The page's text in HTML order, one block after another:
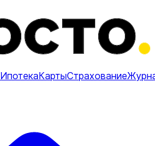
ИпотекаКартыСтрахование